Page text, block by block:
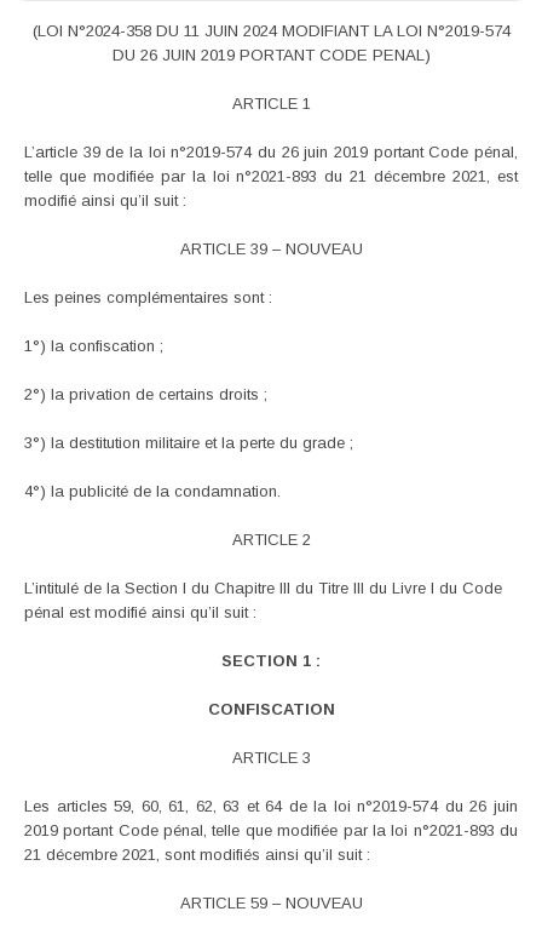
(LOI N°2024-358 DU 11 JUIN 2024 MODIFIANT LA LOI N°2019-574
DU 26 JUIN 2019 PORTANT CODE PENAL)
ARTICLE 1
L’article 39 de la loi n°2019-574 du 26 juin 2019 portant Code pénal,
telle que modifiée par la loi n°2021-893 du 21 décembre 2021, est
modifié ainsi qu’il suit :
ARTICLE 39 – NOUVEAU
Les peines complémentaires sont :
1°) la confiscation ;
2°) la privation de certains droits ;
3°) la destitution militaire et la perte du grade ;
4°) la publicité de la condamnation.
ARTICLE 2
L’intitulé de la Section I du Chapitre III du Titre III du Livre I du Code
pénal est modifié ainsi qu’il suit :
SECTION 1 :
CONFISCATION
ARTICLE 3
Les articles 59, 60, 61, 62, 63 et 64 de la loi n°2019-574 du 26 juin
2019 portant Code pénal, telle que modifiée par la loi n°2021-893 du
21 décembre 2021, sont modifiés ainsi qu’il suit :
ARTICLE 59 – NOUVEAU